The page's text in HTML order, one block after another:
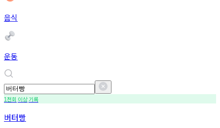
음식
운동
1천회 이상기록
버터빵